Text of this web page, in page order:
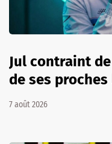
Jul contraint
de ses
7 août 2026